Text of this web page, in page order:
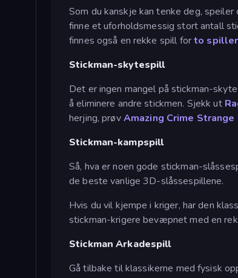
Som du kanskje kan tenke deg,
finne et uforholdsmessig stort antall
finnes også en rekke spill forto
Stickman-skytespill
Det er ingen mangel på stickman-
å eliminere andre stickmen. Sjekk ut
herjing, prøvAmazing Crime Strange
Stickman-kampspill
Så, hva er noen gode stickman-
de beste vanlige 3D-slåssespillene.
Hvis du vil kjempe i kriger, har den
stickman-krigere bevæpnet med en
Stickman Arkadespill
Gå tilbake til klassikerne med fysisk